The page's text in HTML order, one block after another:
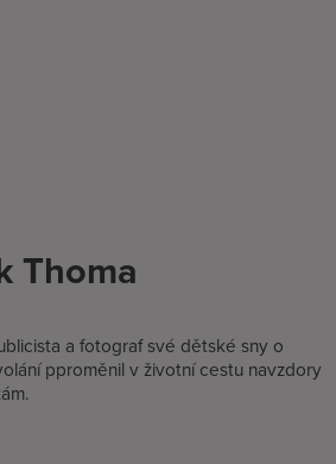
Thoma
a fotograf své dětské sny o
pproměnil v životní cestu navzdory